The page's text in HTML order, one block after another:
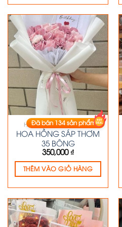
HOA HỒNG SÁP THƠM
HOA HỒNG SÁP THƠM
35 BÔNG
350,000₫
Đã bán134sản phẩm
THÊM VÀO GIỎ HÀNG